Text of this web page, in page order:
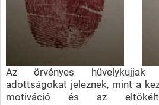
Az örvényes hüvelykujjak
adottságokat jeleznek, mint a
motiváció és az